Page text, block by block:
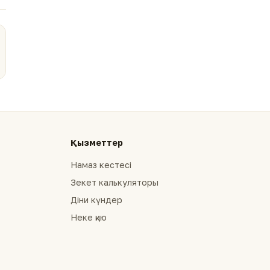
Қызметтер
Намаз кестесі
Зекет калькуляторы
Діни күндер
Неке қию